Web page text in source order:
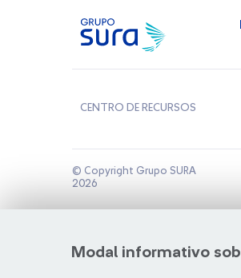
Modal informativo
CENTRO DE RECURSOS
© Copyright Grupo SURA
2026